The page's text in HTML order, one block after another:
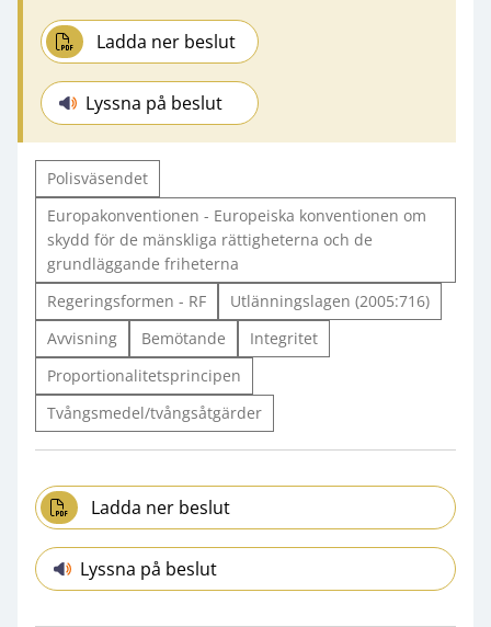
Ladda ner beslut
Lyssna på beslut
Polisväsendet
Europakonventionen - Europeiska konventionen om
skydd för de mänskliga rättigheterna och de
grundläggande friheterna
Regeringsformen - RF
Utlänningslagen (2005:716)
Avvisning
Bemötande
Integritet
Proportionalitetsprincipen
Tvångsmedel/tvångsåtgärder
Ladda ner beslut
Lyssna på beslut